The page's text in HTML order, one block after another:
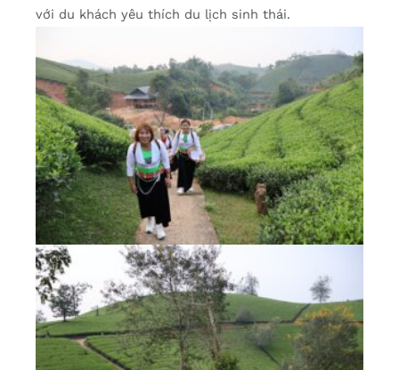
với du khách yêu thích du lịch sinh thái.